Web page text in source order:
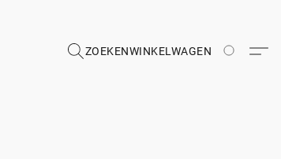
ZOEKENWINKELWAGEN